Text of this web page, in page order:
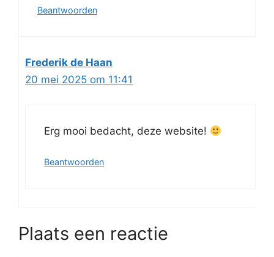
Beantwoorden
Frederik de Haan
20 mei 2025 om 11:41
Erg mooi bedacht, deze website!
Beantwoorden
Plaats een reactie